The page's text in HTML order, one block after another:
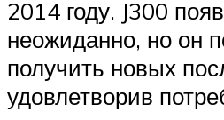
2014 году. J300
неожиданно, но он
получить новых
удовлетворив